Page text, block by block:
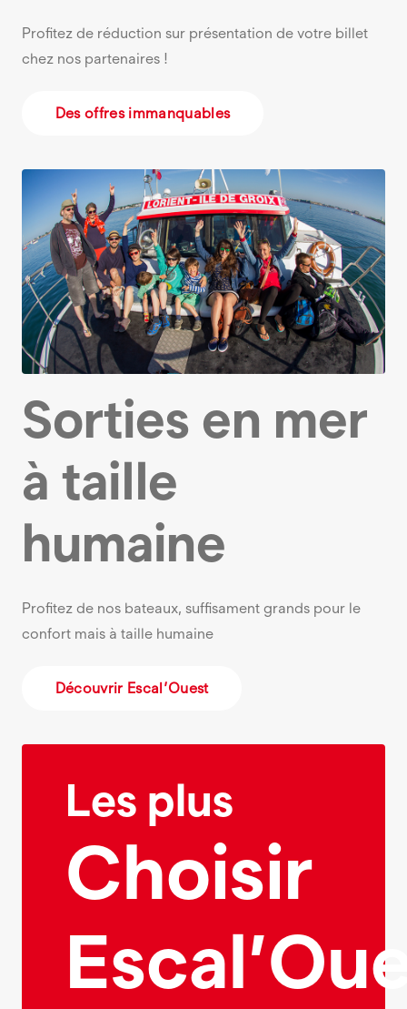
Profitez de réduction sur présentation de votre billet
chez nos partenaires !
Des offres immanquables
Sorties en mer
à taille
humaine
Profitez de nos bateaux, suffisament grands pour le
confort mais à taille humaine
Découvrir Escal’Ouest
Les plus
Choisir